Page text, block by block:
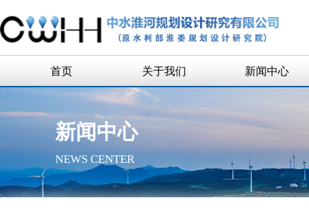
首页 关于我们
公司简介
公司领导
历史沿革
新闻中心
通知公告
新闻中心
NEWS CENTER